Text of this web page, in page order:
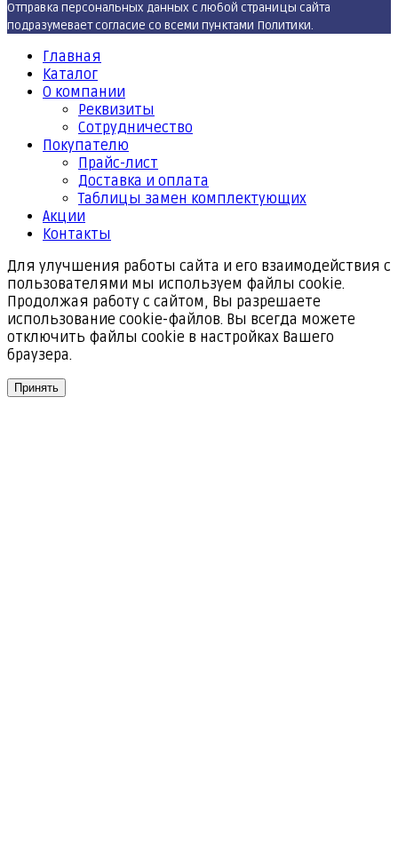
Отправка персональных данных с любой страницы сайта
подразумевает согласие со всеми пунктами Политики.
Главная
Каталог
О компании
Реквизиты
Cотрудничество
Покупателю
Прайс-лист
Доставка и оплата
Таблицы замен комплектующих
Акции
Контакты
Для улучшения работы сайта и его взаимодействия с
пользователями мы используем файлы cookie.
Продолжая работу с сайтом, Вы разрешаете
использование cookie-файлов. Вы всегда можете
отключить файлы cookie в настройках Вашего
браузера.
Принять